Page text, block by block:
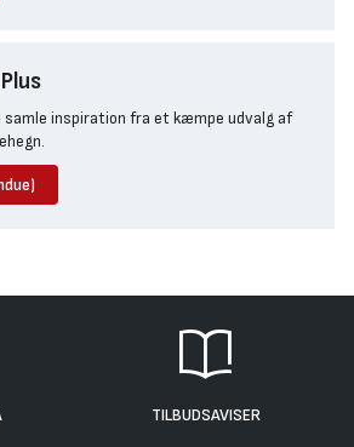
samle inspiration fra et kæmpe udvalg af
TILBUDSAVISER